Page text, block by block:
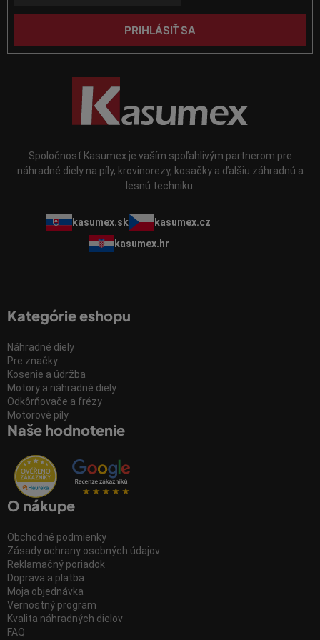
ý
p
i
Spoločnosť Kasumex je vaším spoľahlivým partnerom pre
náhradné diely na píly, krovinorezy, kosačky a ďalšiu záhradnú a
lesnú techniku.
kasumex.sk
kasumex.cz
kasumex.hr
Kategórie eshopu
Náhradné diely
Pre značky
Kosenie a údržba
Motory a náhradné diely
Odkôrňovače a frézy
Motorové píly
Naše hodnotenie
O nákupe
Obchodné podmienky
Zásady ochrany osobných údajov
Reklamačný poriadok
Doprava a platba
Moja objednávka
Vernostný program
Kvalita náhradných dielov
FAQ
PRIHLÁSIŤ SA